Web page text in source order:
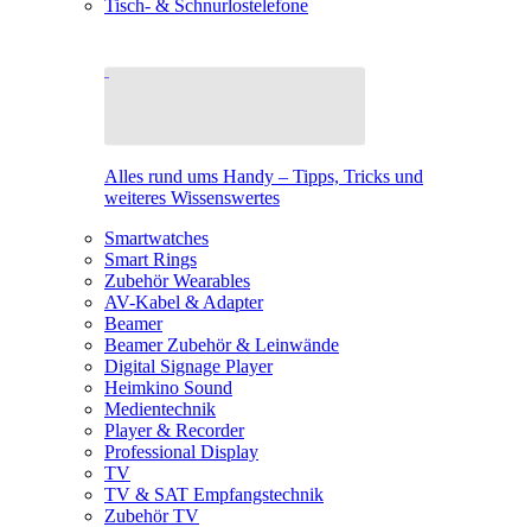
Tisch- & Schnurlostelefone
Alles rund ums Handy – Tipps, Tricks und
weiteres Wissenswertes
Smartwatches
Smart Rings
Zubehör Wearables
AV-Kabel & Adapter
Beamer
Beamer Zubehör & Leinwände
Digital Signage Player
Heimkino Sound
Medientechnik
Player & Recorder
Professional Display
TV
TV & SAT Empfangstechnik
Zubehör TV